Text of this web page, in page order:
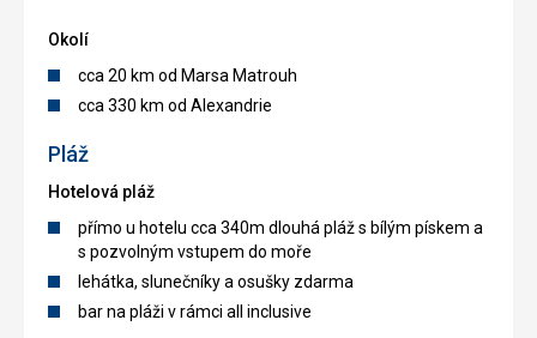
Okolí
cca 20 km od Marsa Matrouh
cca 330 km od Alexandrie
Pláž
Hotelová pláž
přímo u hotelu cca 340m dlouhá pláž s bílým pískem a
s pozvolným vstupem do moře
lehátka, slunečníky a osušky zdarma
bar na pláži v rámci all inclusive